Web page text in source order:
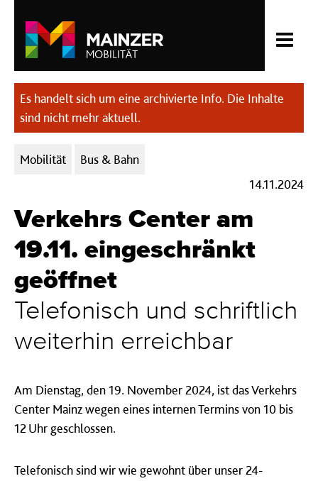
Es handelt sich um eine archivierte Info. Die Inhalte
sind nicht mehr aktuell.
Kategorien:
Mobilität
Bus & Bahn
14.11.2024
Verkehrs Center am
19.11. eingeschränkt
geöffnet
Telefonisch und schriftlich
weiterhin erreichbar
Am Dienstag, den 19. November 2024, ist das Verkehrs
Center Mainz wegen eines internen Termins von 10 bis
12 Uhr geschlossen.
Telefonisch sind wir wie gewohnt über unser 24-